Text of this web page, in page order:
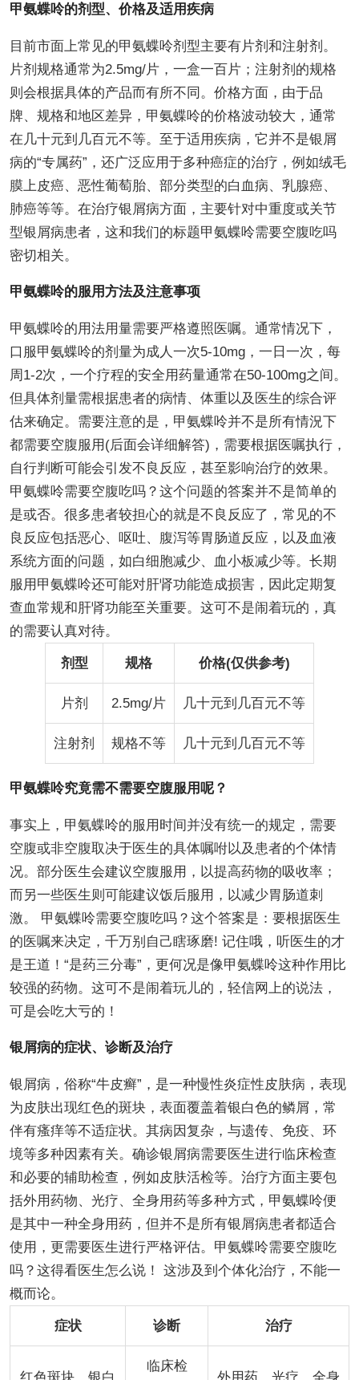
甲氨蝶呤的剂型、价格及适用疾病
目前市面上常见的甲氨蝶呤剂型主要有片剂和注射剂。
片剂规格通常为2.5mg/片，一盒一百片；注射剂的规格
则会根据具体的产品而有所不同。价格方面，由于品
牌、规格和地区差异，甲氨蝶呤的价格波动较大，通常
在几十元到几百元不等。至于适用疾病，它并不是银屑
病的“专属药”，还广泛应用于多种癌症的治疗，例如绒毛
膜上皮癌、恶性葡萄胎、部分类型的白血病、乳腺癌、
肺癌等等。在治疗银屑病方面，主要针对中重度或关节
型银屑病患者，这和我们的标题甲氨蝶呤需要空腹吃吗
密切相关。
甲氨蝶呤的服用方法及注意事项
甲氨蝶呤的用法用量需要严格遵照医嘱。通常情况下，
口服甲氨蝶呤的剂量为成人一次5-10mg，一日一次，每
周1-2次，一个疗程的安全用药量通常在50-100mg之间。
但具体剂量需根据患者的病情、体重以及医生的综合评
估来确定。需要注意的是，甲氨蝶呤并不是所有情況下
都需要空腹服用(后面会详细解答)，需要根据医嘱执行，
自行判断可能会引发不良反应，甚至影响治疗的效果。
甲氨蝶呤需要空腹吃吗？这个问题的答案并不是简单的
是或否。很多患者较担心的就是不良反应了，常见的不
良反应包括恶心、呕吐、腹泻等胃肠道反应，以及血液
系统方面的问题，如白细胞减少、血小板减少等。长期
服用甲氨蝶呤还可能对肝肾功能造成损害，因此定期复
查血常规和肝肾功能至关重要。这可不是闹着玩的，真
的需要认真对待。
剂型 规格 价格(仅供参考)
片剂 2.5mg/片 几十元到几百元不等
注射剂 规格不等 几十元到几百元不等
甲氨蝶呤究竟需不需要空腹服用呢？
事实上，甲氨蝶呤的服用时间并没有统一的规定，需要
空腹或非空腹取决于医生的具体嘱咐以及患者的个体情
况。部分医生会建议空腹服用，以提高药物的吸收率；
而另一些医生则可能建议饭后服用，以减少胃肠道刺
激。 甲氨蝶呤需要空腹吃吗？这个答案是：要根据医生
的医嘱来决定，千万别自己瞎琢磨! 记住哦，听医生的才
是王道！“是药三分毒”，更何况是像甲氨蝶呤这种作用比
较强的药物。这可不是闹着玩儿的，轻信网上的说法，
可是会吃大亏的！
银屑病的症状、诊断及治疗
银屑病，俗称“牛皮癣”，是一种慢性炎症性皮肤病，表现
为皮肤出现红色的斑块，表面覆盖着银白色的鳞屑，常
伴有瘙痒等不适症状。其病因复杂，与遗传、免疫、环
境等多种因素有关。确诊银屑病需要医生进行临床检查
和必要的辅助检查，例如皮肤活检等。治疗方面主要包
括外用药物、光疗、全身用药等多种方式，甲氨蝶呤便
是其中一种全身用药，但并不是所有银屑病患者都适合
使用，更需要医生进行严格评估。甲氨蝶呤需要空腹吃
吗？这得看医生怎么说！ 这涉及到个体化治疗，不能一
概而论。
症状 诊断 治疗
红色斑块，银白
临床检
外用药、光疗、全身